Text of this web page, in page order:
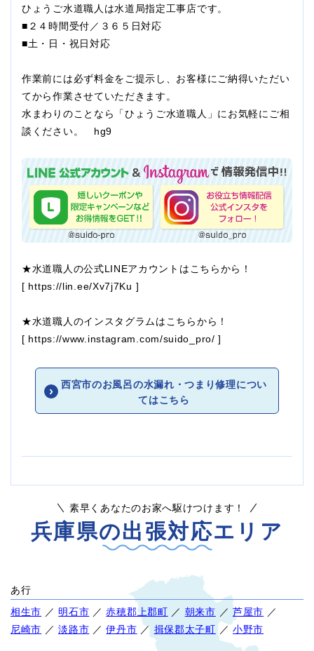
ひょうご水道職人は水道局指定工事店です。
■２４時間受付／３６５日対応
■土・日・祝日対応
作業前には必ず料金をご提示し、お客様にご納得いただい
てから作業させていただきます。
水まわりのことなら「ひょうご水道職人」にお気軽にご相
談ください。 hg9
★水道職人の公式LINEアカウントはこちらから！
[ https://lin.ee/Xv7j7Ku ]
★水道職人のインスタグラムはこちらから！
[ https://www.instagram.com/suido_pro/ ]
西宮市のお風呂の水漏れ・つまり修理につい
てはこちら
素早くあなたのお家へ駆けつけます！
兵庫県の出張対応エリア
あ行
相生市 ／ 明石市 ／赤穂郡上郡町 ／ 朝来市 ／ 芦屋市 ／
尼崎市 ／淡路市 ／伊丹市 ／ 揖保郡太子町 ／ 小野市